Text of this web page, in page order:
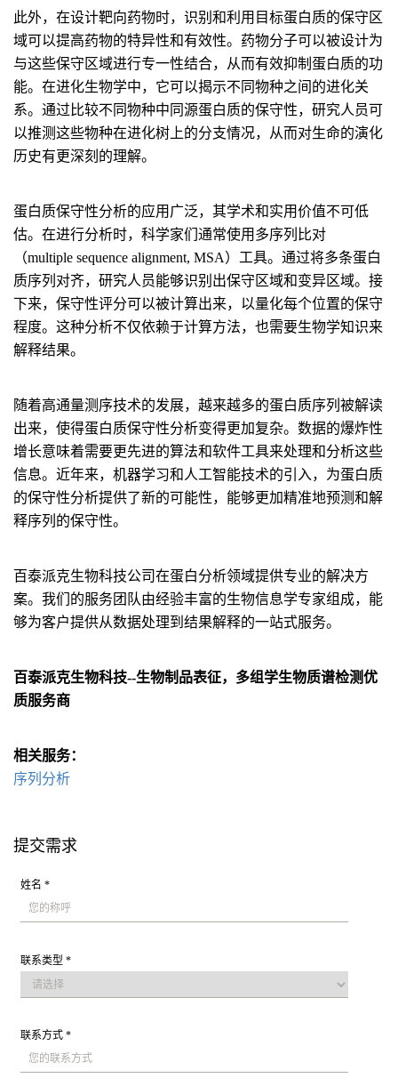
此外，在设计靶向药物时，识别和利用目标蛋白质的保守区
域可以提高药物的特异性和有效性。药物分子可以被设计为
与这些保守区域进行专一性结合，从而有效抑制蛋白质的功
能。在进化生物学中，它可以揭示不同物种之间的进化关
系。通过比较不同物种中同源蛋白质的保守性，研究人员可
以推测这些物种在进化树上的分支情况，从而对生命的演化
历史有更深刻的理解。
蛋白质保守性分析的应用广泛，其学术和实用价值不可低
估。在进行分析时，科学家们通常使用多序列比对
（multiple sequence alignment, MSA）工具。通过将多条蛋白
质序列对齐，研究人员能够识别出保守区域和变异区域。接
下来，保守性评分可以被计算出来，以量化每个位置的保守
程度。这种分析不仅依赖于计算方法，也需要生物学知识来
解释结果。
随着高通量测序技术的发展，越来越多的蛋白质序列被解读
出来，使得蛋白质保守性分析变得更加复杂。数据的爆炸性
增长意味着需要更先进的算法和软件工具来处理和分析这些
信息。近年来，机器学习和人工智能技术的引入，为蛋白质
的保守性分析提供了新的可能性，能够更加精准地预测和解
释序列的保守性。
百泰派克生物科技公司在蛋白分析领域提供专业的解决方
案。我们的服务团队由经验丰富的生物信息学专家组成，能
够为客户提供从数据处理到结果解释的一站式服务。
百泰派克生物科技--生物制品表征，多组学生物质谱检测优
质服务商
相关服务：
序列分析
提交需求
姓名 *
联系类型 *
联系方式 *